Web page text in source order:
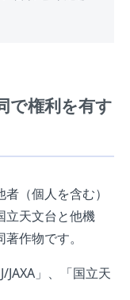
で権利を有す
（個人を含む）
立天文台と他機
作物です。
」、「国立天